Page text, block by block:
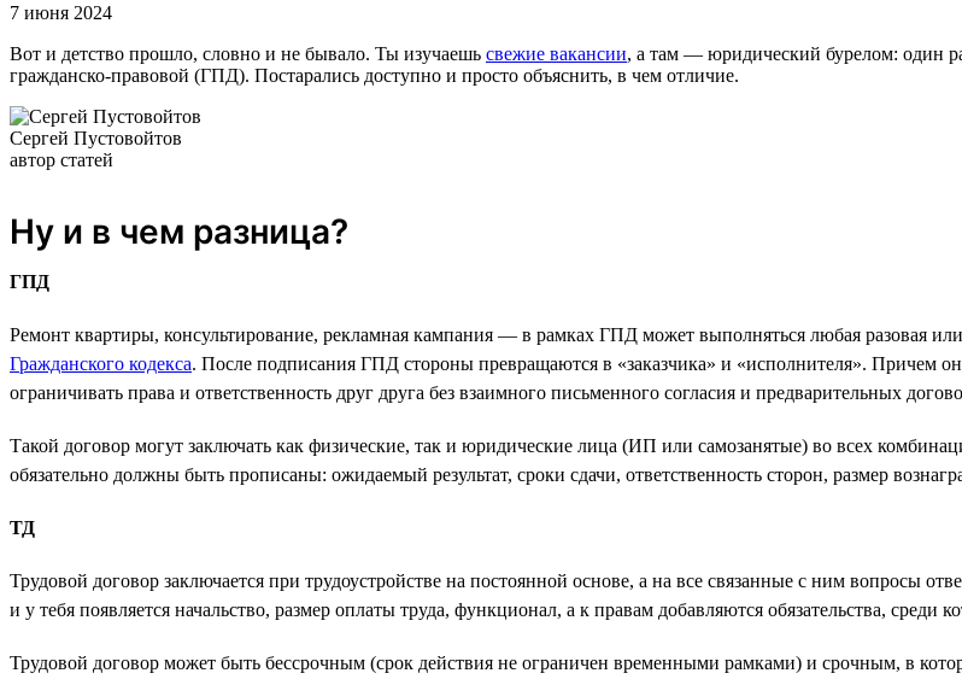
7 июня 2024
Вот и детство прошло, словно и не бывало. Ты изучаешь свежие вакансии, а там — юридический бурелом: один
гражданско-правовой (ГПД). Постарались доступно и просто объяснить, в чем отличие.
Сергей Пустовойтов
автор статей
Ну и в чем разница?
ГПД
Ремонт квартиры, консультирование, рекламная кампания — в рамках ГПД может выполняться любая разовая
Гражданского кодекса. После подписания ГПД стороны превращаются в «заказчика» и «исполнителя». Причем
ограничивать права и ответственность друг друга без взаимного письменного согласия и предварительных
Такой договор могут заключать как физические, так и юридические лица (ИП или самозанятые) во всех
обязательно должны быть прописаны: ожидаемый результат, сроки сдачи, ответственность сторон, размер
ТД
Трудовой договор заключается при трудоустройстве на постоянной основе, а на все связанные с ним вопросы
и у тебя появляется начальство, размер оплаты труда, функционал, а к правам добавляются обязательства,
Трудовой договор может быть бессрочным (срок действия не ограничен временными рамками) и срочным, в